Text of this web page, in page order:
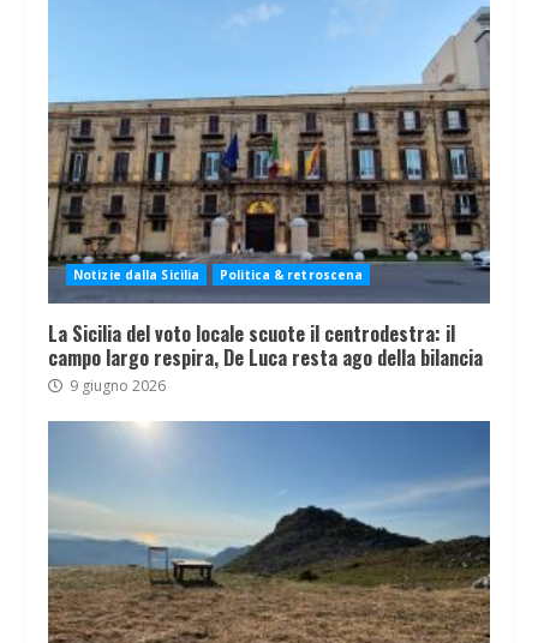
Notizie dalla Sicilia Politica & retroscena
La Sicilia del voto locale scuote il centrodestra: il
campo largo respira, De Luca resta ago della bilancia
9 giugno 2026